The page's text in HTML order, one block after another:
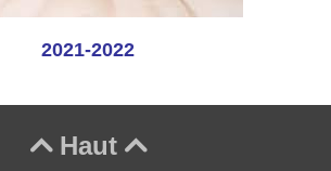
2021-2022
Haut 